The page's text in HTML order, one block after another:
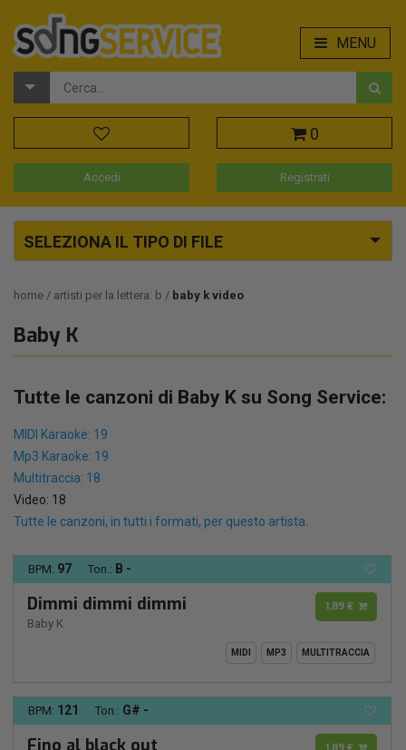
MENU
0
Accedi Registrati
SELEZIONA IL TIPO DI FILE
home artisti per la lettera: b baby k video
Baby K
Tutte le canzoni di Baby K su Song Service:
MIDI Karaoke: 19
Mp3 Karaoke: 19
Multitraccia: 18
Video: 18
Tutte le canzoni, in tutti i formati, per questo artista.
BPM: 97 Ton.: B -
Dimmi dimmi dimmi
Baby K
1,89 €
MIDI MP3 MULTITRACCIA
BPM: 121 Ton.: G# -